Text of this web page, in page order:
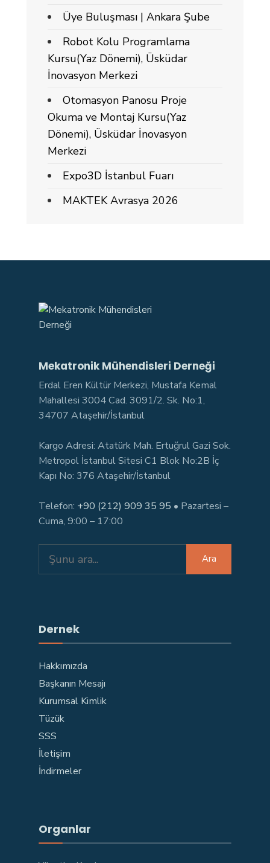
Üye Buluşması | Ankara Şube
Robot Kolu Programlama
Kursu(Yaz Dönemi), Üsküdar
İnovasyon Merkezi
Otomasyon Panosu Proje
Okuma ve Montaj Kursu(Yaz
Dönemi), Üsküdar İnovasyon
Merkezi
Expo3D İstanbul Fuarı
MAKTEK Avrasya 2026
Mekatronik Mühendisleri Derneği
Erdal Eren Kültür Merkezi, Mustafa Kemal
Mahallesi 3004 Cad. 3091/2. Sk. No:1,
34707 Ataşehir/İstanbul
Kargo Adresi: Atatürk Mah. Ertuğrul Gazi Sok.
Metropol İstanbul Sitesi C1 Blok No:2B İç
Kapı No: 376 Ataşehir/İstanbul
Telefon: +90 (212) 909 35 95 • Pazartesi –
Cuma, 9:00 – 17:00
for:
Ara
Dernek
Hakkımızda
Başkanın Mesajı
Kurumsal Kimlik
Tüzük
SSS
İletişim
İndirmeler
Organlar